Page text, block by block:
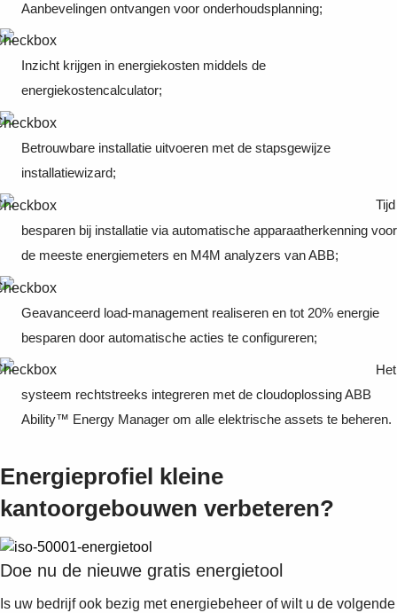
Aanbevelingen ontvangen voor onderhoudsplanning;
Inzicht krijgen in energiekosten middels de
energiekostencalculator;
Betrouwbare installatie uitvoeren met de stapsgewijze
installatiewizard;
Tijd
besparen bij installatie via automatische apparaatherkenning voor
de meeste energiemeters en M4M analyzers van ABB;
Geavanceerd load-management realiseren en tot 20% energie
besparen door automatische acties te configureren;
Het
systeem rechtstreeks integreren met de cloudoplossing ABB
Ability™ Energy Manager om alle elektrische assets te beheren.
Energieprofiel kleine
kantoorgebouwen verbeteren?
Doe nu de nieuwe gratis energietool
Is uw bedrijf ook bezig met energiebeheer of wilt u de volgende